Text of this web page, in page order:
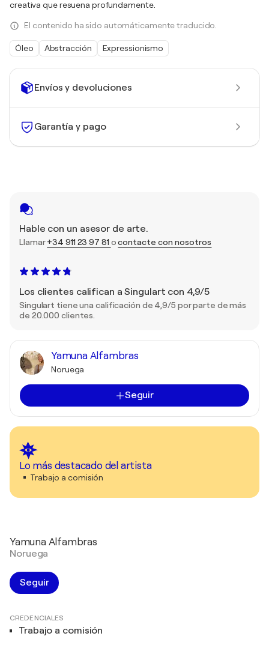
Envíos y devoluciones
Garantía y pago
Hable con un asesor de arte.
Llamar+34 911 23 97 81 ocontacte con nosotros
Los clientes califican a Singulart con 4,9/5
Singulart tiene una calificación de 4,9/5 por parte de más
de 20.000 clientes.
Yamuna Alfambras
Noruega
Seguir
Lo más destacado del artista
Trabajo a comisión
creativa que resuena profundamente.
El contenido ha sido automáticamente traducido.
Óleo Abstracción Expressionismo
Yamuna Alfambras
Noruega
Seguir
CREDENCIALES
Trabajo a comisión